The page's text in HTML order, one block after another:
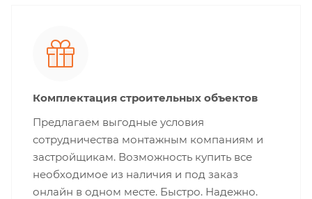
Комплектация строительных объектов
Предлагаем выгодные условия
сотрудничества монтажным компаниям и
застройщикам. Возможность купить все
необходимое из наличия и под заказ
онлайн в одном месте. Быстро. Надежно.